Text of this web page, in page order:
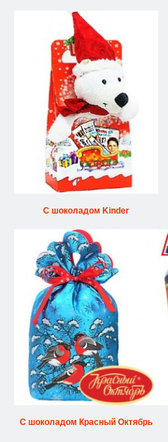
С шоколадом Kinder
С шоколадом Красный Октябрь